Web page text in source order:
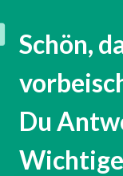
Schön,
Du